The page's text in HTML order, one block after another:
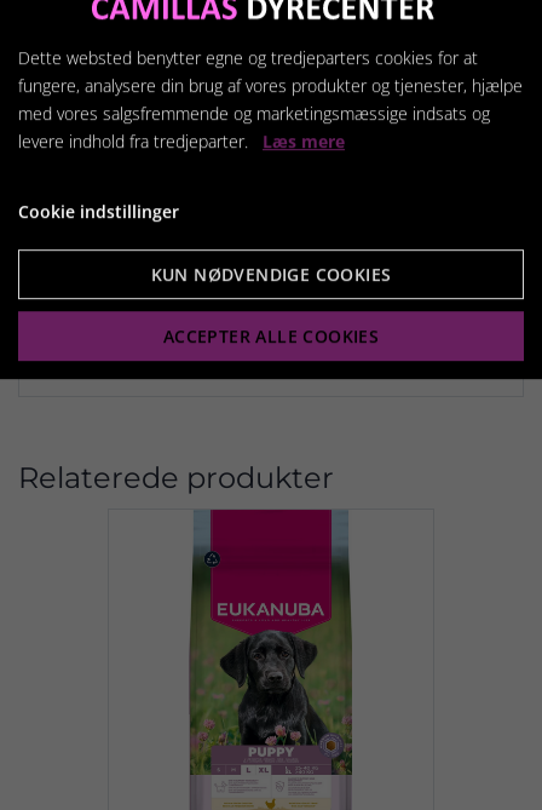
Jod: 2,5 mg
Mangan: 39 mg
Zink: 112 mg
Antioxidanter:
Smagsstoffer:
Økologisk rosmarinekstrakt: 50 mg
Teekstrakt: 25 mg
Yuccaekstrakt: 250 mg
Relaterede produkter
Dette websted benytter egne og tredjeparters cookies for at
fungere, analysere din brug af vores produkter og tjenester, hjælpe
med vores salgsfremmende og marketingsmæssige indsats og
levere indhold fra tredjeparter. Læs mere
Cookie indstillinger
KUN NØDVENDIGE COOKIES
ACCEPTER ALLE COOKIES